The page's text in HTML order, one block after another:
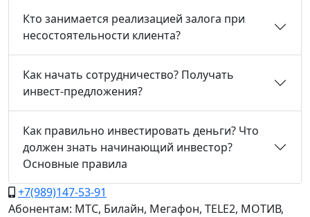
Кто занимается реализацией залога при
несостоятельности клиента?
Как начать сотрудничество? Получать
инвест-предложения?
Как правильно инвестировать деньги? Что
должен знать начинающий инвестор?
Основные правила
+7(989)147-53-91
Абонентам: МТС, Билайн, Мегафон, TELE2, МОТИВ,